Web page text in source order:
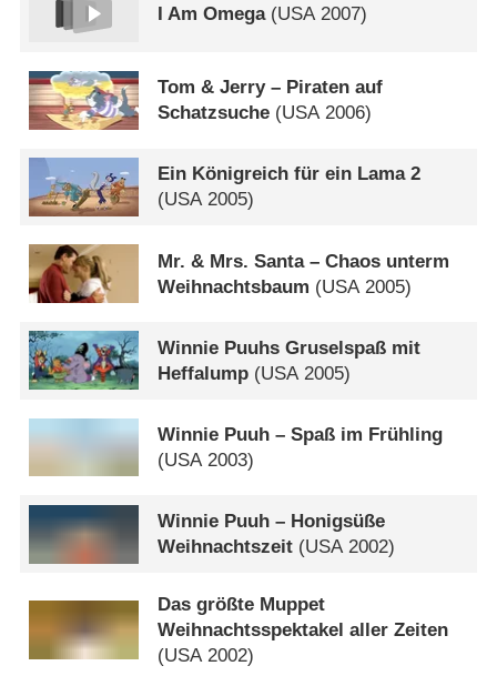
I Am Omega(USA 2007)
Tom & Jerry – Piraten auf
Schatzsuche (USA2006)
Ein Königreich für ein Lama 2
(USA2005)
Mr. & Mrs. Santa – Chaos unterm
Weihnachtsbaum (USA 2005)
Winnie Puuhs Gruselspaß mit
Heffalump (USA 2005)
Winnie Puuh – Spaß im Frühling
(USA2003)
Winnie Puuh – Honigsüße
Weihnachtszeit (USA2002)
Das größte Muppet
Weihnachtsspektakel aller Zeiten
(USA2002)